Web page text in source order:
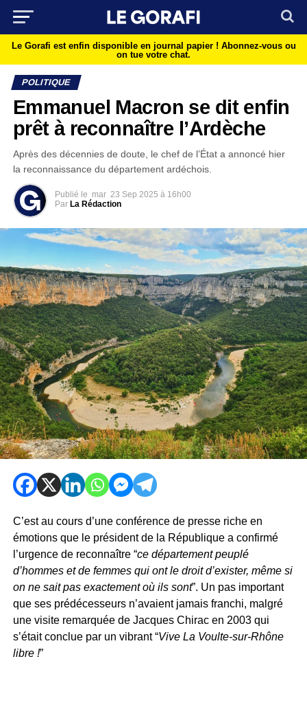
Le Gorafi est enfin disponible en journal papier ! Abonnez-vous ou
on tue votre chat.
POLITIQUE
Emmanuel Macron se dit enfin
prêt à reconnaître l’Ardèche
Après des décennies de doute, le chef de l’État a annoncé hier
la reconnaissance du département ardéchois.
Publié le mar 23 Sep 2025 à 16h00
Par La Rédaction
C’est au cours d’une conférence de presse riche en
émotions que le président de la République a confirmé
l’urgence de reconnaître “ce département peuplé
d’hommes et de femmes qui ont le droit d’exister, même si
on ne sait pas exactement où ils sont”. Un pas important
que ses prédécesseurs n’avaient jamais franchi, malgré
une visite remarquée de Jacques Chirac en 2003 qui
s’était conclue par un vibrant “Vive La Voulte-sur-Rhône
libre !”